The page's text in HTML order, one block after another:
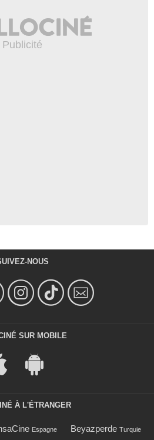
NOUS
SUR MOBILE
À L'ÉTRANGER
Espagne Beyazperde Turquie